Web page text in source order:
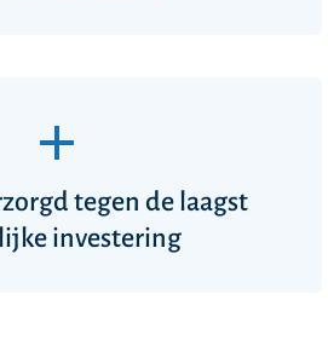
tegen de laagst
investering